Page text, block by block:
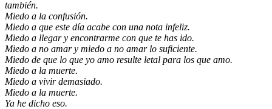
también.
Miedo a la confusión.
Miedo a que este día acabe con una nota infeliz.
Miedo a llegar y encontrarme con que te has ido.
Miedo a no amar y miedo a no amar lo suficiente.
Miedo de que lo que yo amo resulte letal para los que amo.
Miedo a la muerte.
Miedo a vivir demasiado.
Miedo a la muerte.
Ya he dicho eso.